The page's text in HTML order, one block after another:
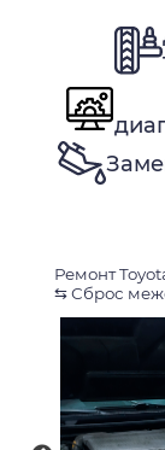
Ремонт
⇆Сброс